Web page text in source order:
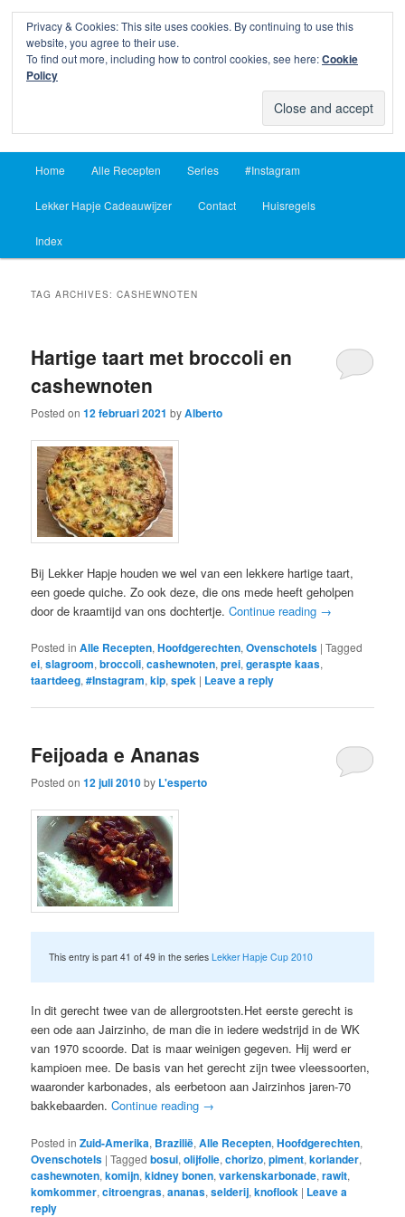
Lekker Hapje
Skip
to
primary
content
Skip
to
secondary
content
Home Alle Recepten Series #Instagram
Lekker Hapje Cadeauwijzer Contact Huisregels
Index
TAG ARCHIVES:CASHEWNOTEN
Hartige taart met broccoli en
cashewnoten
Posted on12 februari 2021 byAlberto
Bij Lekker Hapje houden we wel van een lekkere hartige taart,
een goede quiche. Zo ook deze, die ons mede heeft geholpen
door de kraamtijd van ons dochtertje.Continue reading →
Posted in Alle Recepten,Hoofdgerechten,Ovenschotels |Tagged
ei,slagroom,broccoli,cashewnoten,prei,geraspte kaas,
taartdeeg,#Instagram,kip,spek | Leave a reply
Feijoada e Ananas
Posted on12 juli 2010by L'esperto
This entry is part 41 of 49 in the seriesLekker Hapje Cup 2010
In dit gerecht twee van de allergrootsten.Het eerste gerecht is
een ode aan Jairzinho, de man die in iedere wedstrijd in de WK
van 1970 scoorde. Dat is maar weinigen gegeven. Hij werd er
kampioen mee. De basis van het gerecht zijn twee vleessoorten,
waaronder karbonades, als eerbetoon aan Jairzinhos jaren-70
bakkebaarden.Continue reading →
Posted in Zuid-Amerika, Brazilië,Alle Recepten,Hoofdgerechten,
Ovenschotels |Tagged bosui,olijfolie,chorizo,piment,koriander,
cashewnoten,komijn,kidney bonen,varkenskarbonade,rawit,
komkommer,citroengras,ananas,selderij,knoflook | Leave a
reply
Privacy & Cookies: This site uses cookies. By continuing to use this
website, you agree to their use.
To find out more, including how to control cookies, see here:Cookie
Policy